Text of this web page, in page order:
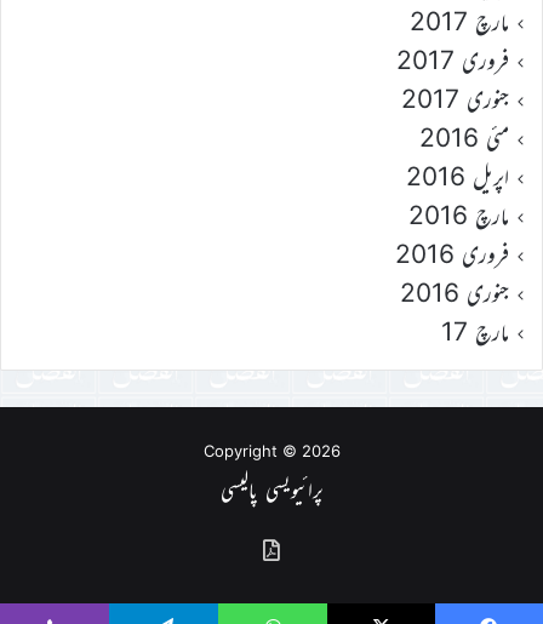
مارچ 2017
فروری 2017
جنوری 2017
مئی 2016
اپریل 2016
مارچ 2016
فروری 2016
جنوری 2016
مارچ 17
Copyright © 2026
پرائیویسی پالیسی
گذشتہ
شمارے